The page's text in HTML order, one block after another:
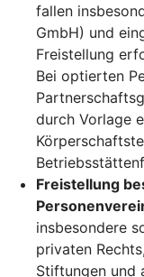
fallen
GmbH) und
Freistellung
Bei optierten
durch Vorlage
Freistellung
insbesondere
privaten
Stiftungen und